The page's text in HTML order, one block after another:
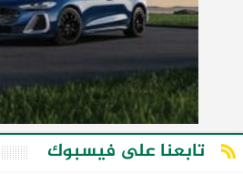
تابعنا على فيسبوك